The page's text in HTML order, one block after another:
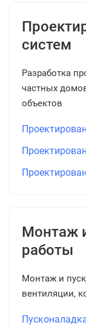
систем
Разработка
частных
объектов
Монтаж
работы
Монтаж и
вентиляции,